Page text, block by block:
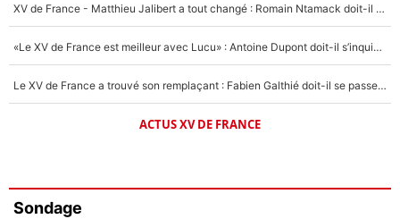
XV de France - Matthieu Jalibert a tout changé : Romain Ntamack doit-il s’inquiéter pour sa place à un an de la Coupe du monde ?
«Le XV de France est meilleur avec Lucu» : Antoine Dupont doit-il s’inquiéter pour sa place ?
Le XV de France a trouvé son remplaçant : Fabien Galthié doit-il se passer d'Antoine Dupont ?
ACTUS XV DE FRANCE
Sondage